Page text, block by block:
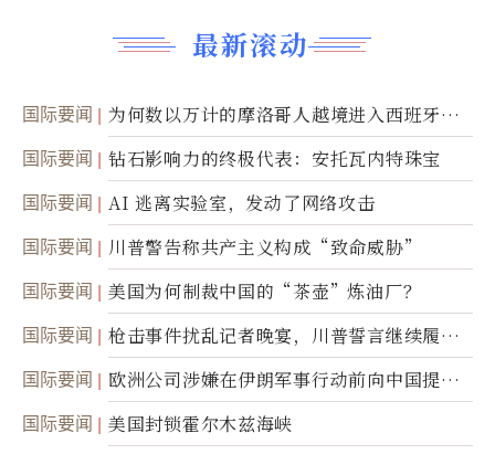
最新滚动
国际要闻
为何数以万计的摩洛哥人越境进入西班牙休
达
国际要闻 钻石影响力的终极代表：安托瓦内特珠宝
国际要闻 AI 逃离实验室，发动了网络攻击
国际要闻 川普警告称共产主义构成“致命威胁”
国际要闻 美国为何制裁中国的“茶壶”炼油厂？
国际要闻
枪击事件扰乱记者晚宴，川普誓言继续履行
职责
国际要闻
欧洲公司涉嫌在伊朗军事行动前向中国提供
美军基地的卫星图像
国际要闻 美国封锁霍尔木兹海峡